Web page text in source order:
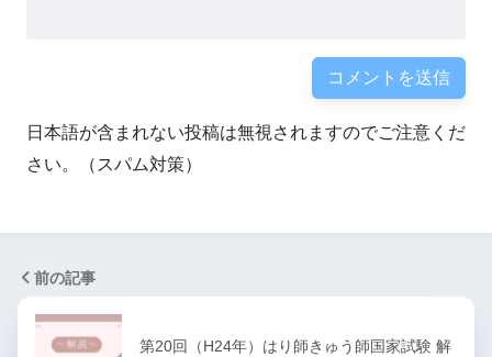
日本語が含まれない投稿は無視されますのでご注意くだ
さい。（スパム対策）
前の記事
第20回（H24年）はり師きゅう師国家試験 解